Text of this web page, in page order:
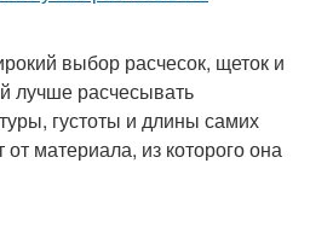
волос
выбор расчесок, щеток и
лучше расчесывать
густоты и длины самих
материала, из которого она